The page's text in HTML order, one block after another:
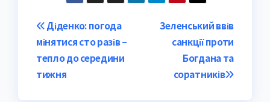
Post
navigation
Зеленський ввів
санкції проти
Богдана та
соратників
Діденко: погода
мінятися сто разів –
тепло до середини
тижня